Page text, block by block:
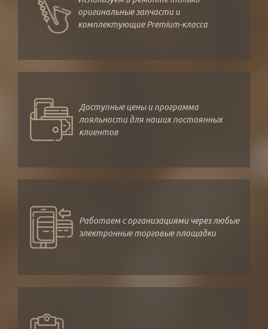
оригинальные запчасти и
комплектующие Premium-класса
Доступные цены и программа
лояльности для наших постоянных
клиентов
Работаем с организациями через любые
электронные торговые площадки